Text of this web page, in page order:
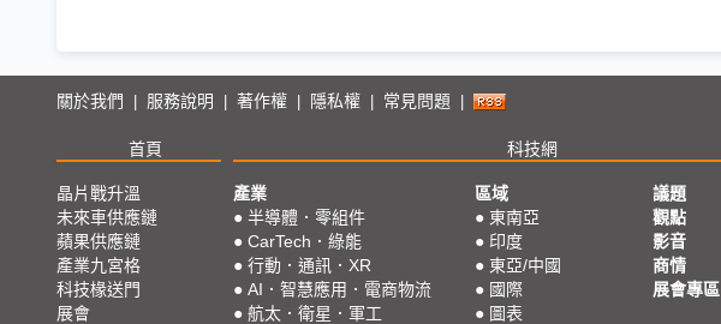
關於我們 服務說明 著作權 隱私權 常見問題
首頁 科技網
晶片戰升溫
未來車供應鏈
蘋果供應鏈
產業九宮格
科技椽送門
展會
產業
● 半導體．零組件
● CarTech．綠能
● 行動．通訊．XR
● AI．智慧應用．電商物流
● 航太．衛星．軍工
區域
● 東南亞
● 印度
● 東亞/中國
● 國際
● 圖表
議題
觀點
影音
商情
展會專區